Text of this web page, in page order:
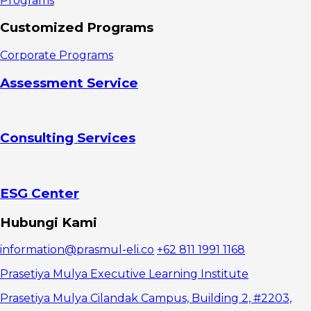
Customized Programs
Corporate Programs
Assessment Service
Consulting Services
ESG Center
Hubungi Kami
information@prasmul-eli.co +62 811 1991 1168
Prasetiya Mulya Executive Learning Institute
Prasetiya Mulya Cilandak Campus, Building 2, #2203,